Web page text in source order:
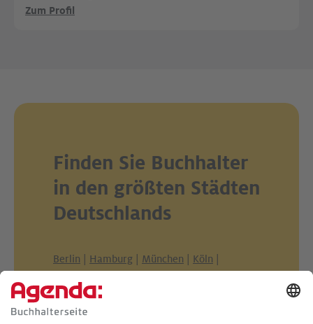
Zum Profil
Finden Sie Buchhalter
in den größten Städten
Deutschlands
Berlin Hamburg München Köln
Dortmund|
Dresden